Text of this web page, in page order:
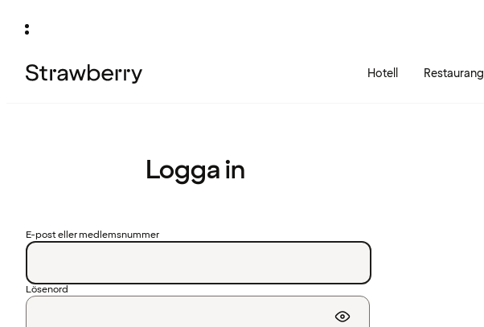
Hotell Restaurang
Logga in
E-post eller medlemsnummer
Lösenord